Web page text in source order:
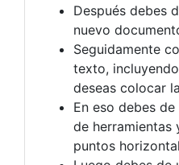
Después debes
nuevo
Seguidamente
texto,
deseas colocar
En eso debes
de herramientas
puntos